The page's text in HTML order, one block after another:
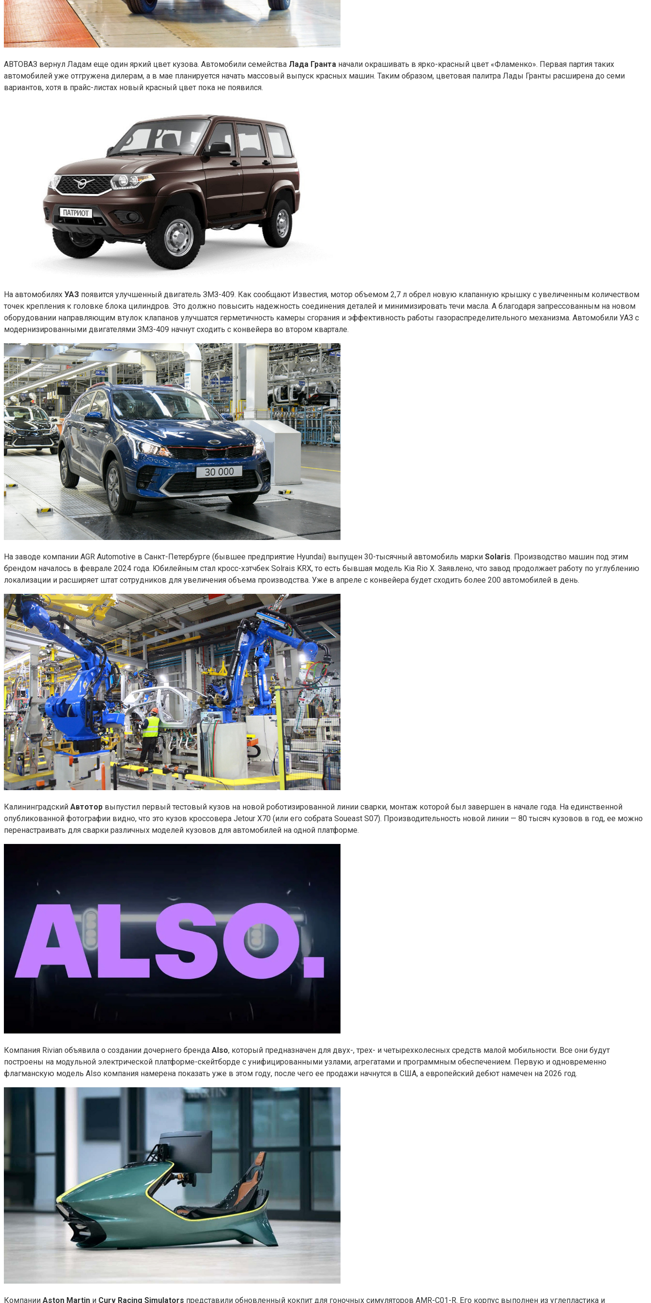
АВТОВАЗ вернул Ладам еще один яркий цвет кузова. Автомобили семейства Лада Гранта начали окрашивать в ярко-красный цвет «Фламенко». Первая партия таких
автомобилей уже отгружена дилерам, а в мае планируется начать массовый выпуск красных машин. Таким образом, цветовая палитра Лады Гранты расширена до семи
вариантов, хотя в прайс-листах новый красный цвет пока не появился.
На автомобилях УАЗ появится улучшенный двигатель ЗМЗ-409. Как сообщают Известия, мотор объемом 2,7 л обрел новую клапанную крышку с увеличенным количеством
точек крепления к головке блока цилиндров. Это должно повысить надежность соединения деталей и минимизировать течи масла. А благодаря запрессованным на новом
оборудовании направляющим втулок клапанов улучшатся герметичность камеры сгорания и эффективность работы газораспределительного механизма. Автомобили УАЗ с
модернизированными двигателями ЗМЗ-409 начнут сходить с конвейера во втором квартале.
На заводе компании AGR Automotive в Санкт-Петербурге (бывшее предприятие Hyundai) выпущен 30-тысячный автомобиль марки Solaris. Производство машин под этим
брендом началось в феврале 2024 года. Юбилейным стал кросс-хэтчбек Solrais KRX, то есть бывшая модель Kia Rio X. Заявлено, что завод продолжает работу по углублению
локализации и расширяет штат сотрудников для увеличения объема производства. Уже в апреле с конвейера будет сходить более 200 автомобилей в день.
Калининградский Автотор выпустил первый тестовый кузов на новой роботизированной линии сварки, монтаж которой был завершен в начале года. На единственной
опубликованной фотографии видно, что это кузов кроссовера Jetour X70 (или его собрата Soueast S07). Производительность новой линии — 80 тысяч кузовов в год, ее можно
перенастраивать для сварки различных моделей кузовов для автомобилей на одной платформе.
Компания Rivian объявила о создании дочернего бренда Also, который предназначен для двух-, трех- и четырехколесных средств малой мобильности. Все они будут
построены на модульной электрической платформе-скейтборде с унифицированными узлами, агрегатами и программным обеспечением. Первую и одновременно
флагманскую модель Also компания намерена показать уже в этом году, после чего ее продажи начнутся в США, а европейский дебют намечен на 2026 год.
Компании Aston Martin и Curv Racing Simulators представили обновленный кокпит для гоночных симуляторов AMR-C01-R. Его корпус выполнен из углепластика и